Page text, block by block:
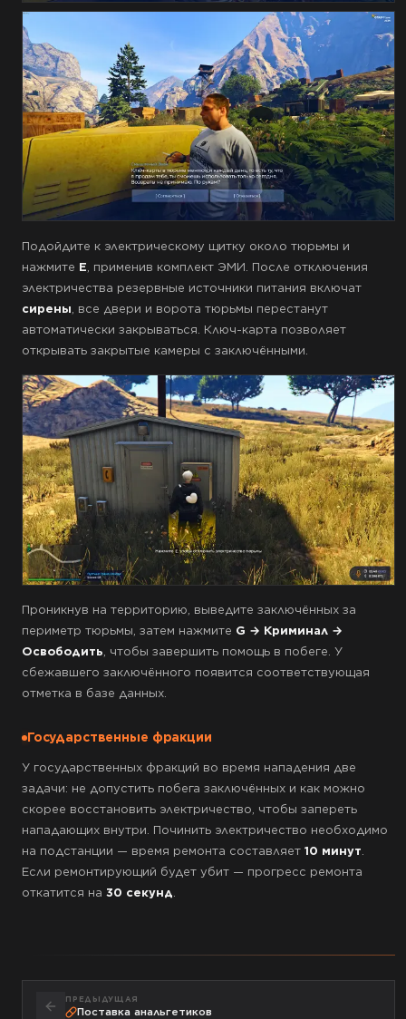
Подойдите к электрическому щитку около тюрьмы и
нажмите E , применив комплект ЭМИ. После отключения
электричества резервные источники питания включат
сирены , все двери и ворота тюрьмы перестанут
автоматически закрываться. Ключ-карта позволяет
открывать закрытые камеры с заключёнными.
Проникнув на территорию, выведите заключённых за
периметр тюрьмы, затем нажмите G → Криминал →
Освободить, чтобы завершить помощь в побеге. У
сбежавшего заключённого появится соответствующая
отметка в базе данных.
Государственные фракции
У государственных фракций во время нападения две
задачи: не допустить побега заключённых и как можно
скорее восстановить электричество, чтобы запереть
нападающих внутри. Починить электричество необходимо
на подстанции — время ремонта составляет 10 минут
Если ремонтирующий будет убит — прогресс ремонта
откатится на 30 секунд
ПРЕДЫДУЩАЯ
Поставка анальгетиков